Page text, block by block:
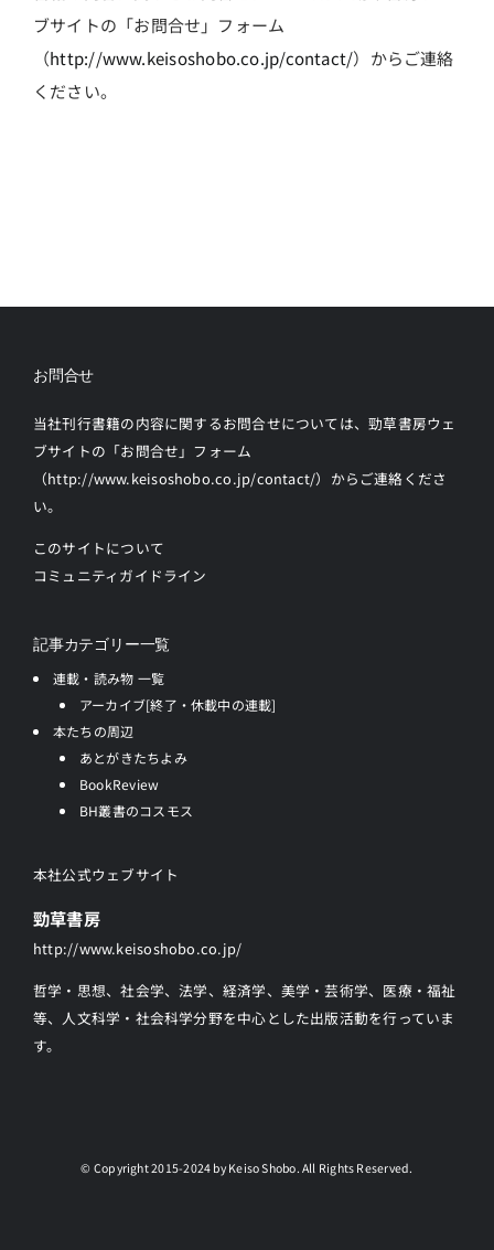
ブサイトの「お問合せ」フォーム
（http://www.keisoshobo.co.jp/contact/）からご連絡
ください。
お問合せ
当社刊行書籍の内容に関するお問合せについては、勁草書房ウェ
ブサイトの 「お問合せ」フォーム
（http://www.keisoshobo.co.jp/contact/）からご連絡くださ
い。
このサイトについて
コミュニティガイドライン
記事カテゴリー一覧
連載・読み物 一覧
アーカイブ[終了・休載中の連載]
本たちの周辺
あとがきたちよみ
BookReview
BH叢書のコスモス
本社公式ウェブサイト
勁草書房
http://www.keisoshobo.co.jp/
哲学・思想、社会学、法学、経済学、美学・芸術学、医療・福祉
等、人文科学・社会科学分野を中心とした出版活動を行っていま
す。
© Copyright 2015-2024 by Keiso Shobo. All Rights Reserved.